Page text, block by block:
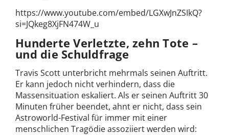
https://www.youtube.com/embed/LGXwJnZSIkQ?
si=JQkeg8XjFN474W_u
Hunderte Verletzte, zehn Tote –
und die Schuldfrage
Travis Scott unterbricht mehrmals seinen Auftritt.
Er kann jedoch nicht verhindern, dass die
Massensituation eskaliert. Als er seinen Auftritt 30
Minuten früher beendet, ahnt er nicht, dass sein
Astroworld-Festival für immer mit einer
menschlichen Tragödie assoziiert werden wird: